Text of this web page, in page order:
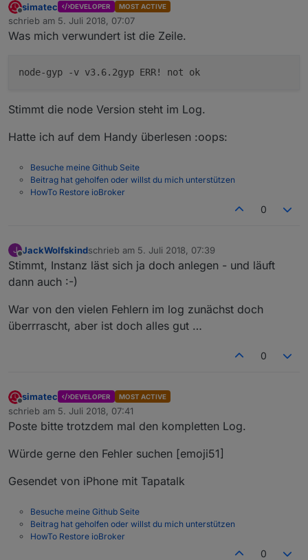
Offline
simatec DEVELOPER MOST ACTIVE
schrieb am 5. Juli 2018, 07:07
zuletzt editiert von
Was mich verwundert ist die Zeile.
Stimmt die node Version steht im Log.
Hatte ich auf dem Handy überlesen :oops:
Besuche meine Github Seite
Beitrag hat geholfen oder willst du mich unterstützen
HowTo Restore ioBroker
0
J
Offline
JackWolfskindschrieb am 5. Juli 2018, 07:39
zuletzt editiert von
Stimmt, Instanz läst sich ja doch anlegen - und läuft
dann auch :-)
War von den vielen Fehlern im log zunächst doch
überrrascht, aber ist doch alles gut …
0
Offline
simatec DEVELOPER MOST ACTIVE
schrieb am 5. Juli 2018, 07:41
zuletzt editiert von
Poste bitte trotzdem mal den kompletten Log.
Würde gerne den Fehler suchen [emoji51]
Gesendet von iPhone mit Tapatalk
Besuche meine Github Seite
Beitrag hat geholfen oder willst du mich unterstützen
HowTo Restore ioBroker
0